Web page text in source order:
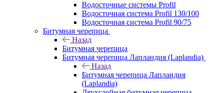
Водосточные системы Profil
Водосточная система Profil 130/100
Водосточная система Profil 90/75
Битумная черепица
Назад
Битумная черепица
Битумная черепица Лапландия (Laplandia)
Назад
Битумная черепица Лапландия
(Laplandia)